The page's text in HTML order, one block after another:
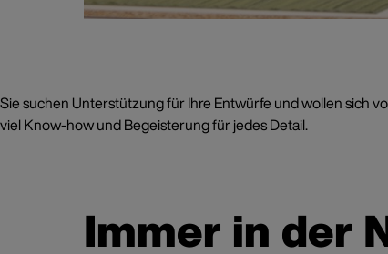
Sie suchen Unterstützung für Ihre Entwürfe und wollen sich
viel Know-how und Begeisterung für jedes Detail.
Immer in der